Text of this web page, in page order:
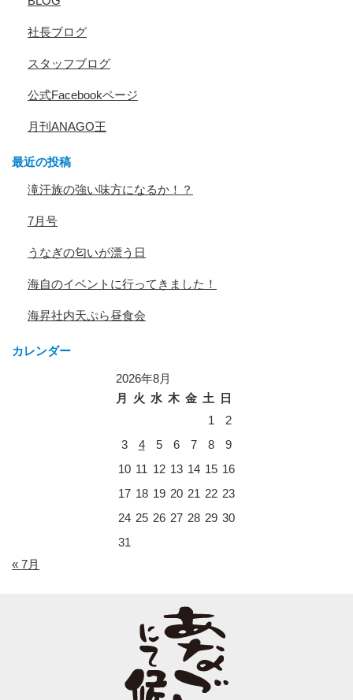
社長ブログ
スタッフブログ
公式Facebookページ
月刊ANAGO王
最近の投稿
滝汗族の強い味方になるか！？
7月号
うなぎの匂いが漂う日
海自のイベントに行ってきました！
海昇社内天ぷら昼食会
カレンダー
2026年8月
月
火 水 木 金 土
日
1
2
3
4 5 6 7 8
9
10 11 12 13 14 15 16
17 18 19 20 21 22 23
24 25 26 27 28 29 30
31
« 7月